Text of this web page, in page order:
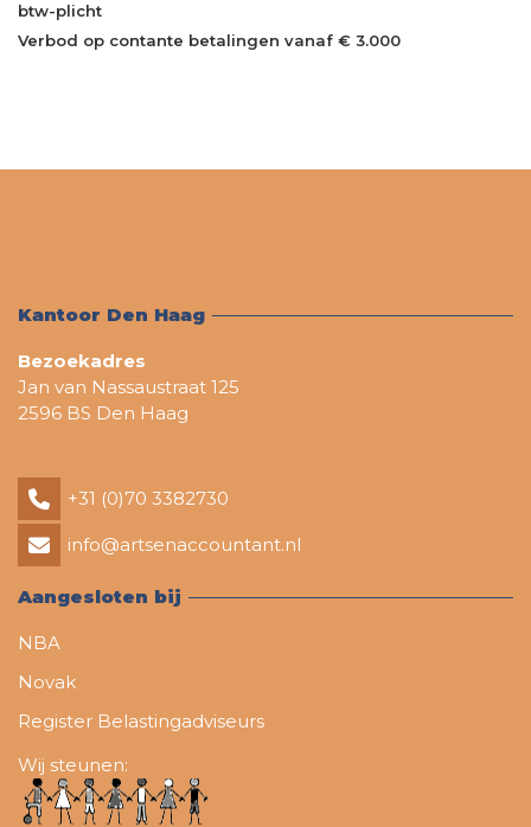
btw-plicht
Verbod op contante betalingen vanaf € 3.000
Kantoor Den Haag
Bezoekadres
Jan van Nassaustraat 125
2596 BS Den Haag
+31 (0)70 3382730
info@artsenaccountant.nl
Aangesloten bij
NBA
Novak
Register Belastingadviseurs
Wij steunen: